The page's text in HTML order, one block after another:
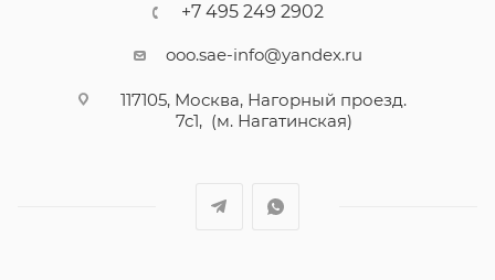
+7 495 249 2902
ooo.sae-info@yandex.ru
117105, Москва, Нагорный проезд.
7с1, (м. Нагатинская)